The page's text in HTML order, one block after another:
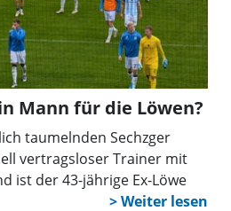
Mann für die Löwen?
taumelnden Sechzger
vertragsloser Trainer mit
ist der 43-jährige Ex-Löwe